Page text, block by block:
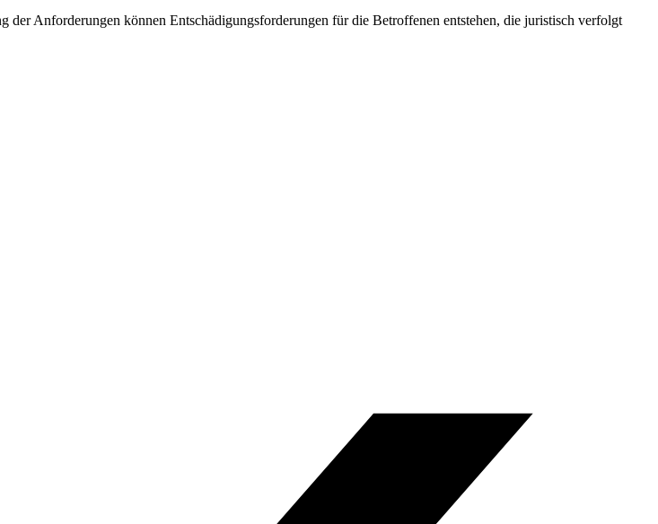
Anforderungen können Entschädigungsforderungen für die Betroffenen entstehen, die juristisch verfolgt